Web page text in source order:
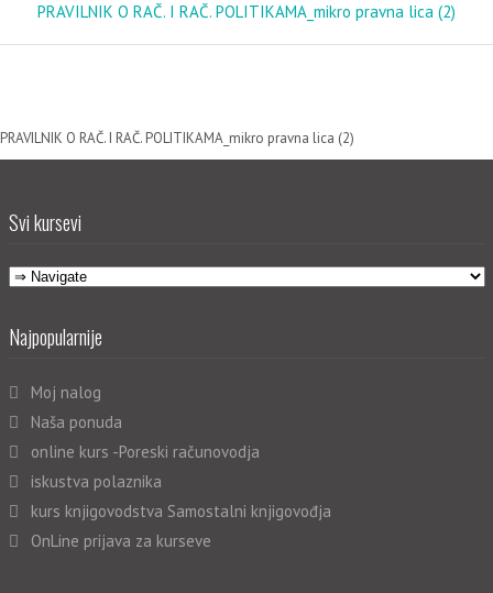
PRAVILNIK O RAČ. I RAČ. POLITIKAMA_mikro pravna lica (2)
PRAVILNIK O RAČ. I RAČ. POLITIKAMA_mikro pravna lica (2)
Svi kursevi
Najpopularnije
Moj nalog
Naša ponuda
online kurs -Poreski računovodja
iskustva polaznika
kurs knjigovodstva Samostalni knjigovođja
OnLine prijava za kurseve